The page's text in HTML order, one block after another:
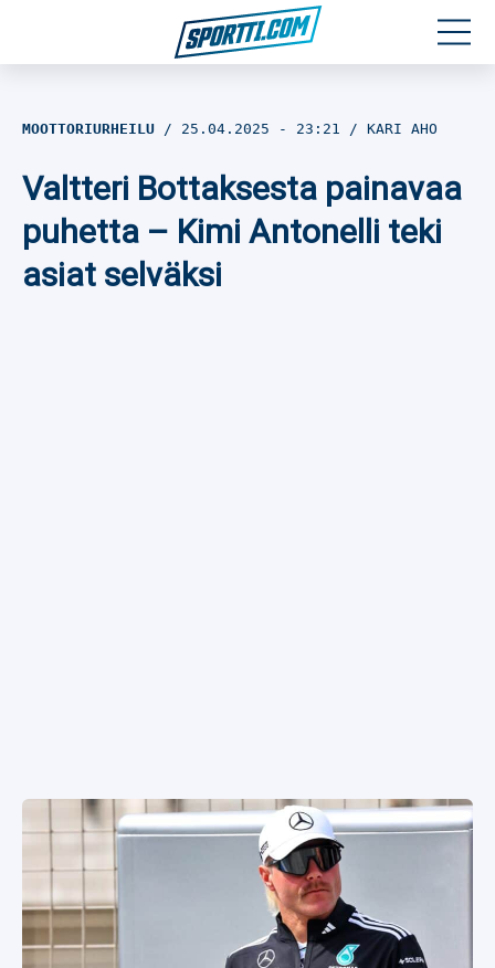
Jalkapallo
Yleisurheilu
MOOTTORIURHEILU 25.04.2025 - 23:21 KARI AHO
Valtteri Bottaksesta painavaa
puhetta – Kimi Antonelli teki
asiat selväksi